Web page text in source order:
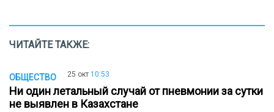
ЧИТАЙТЕ ТАКЖЕ:
ОБЩЕСТВО 25 окт 10:53
Ни один летальный случай от пневмонии за сутки
не выявлен в Казахстане